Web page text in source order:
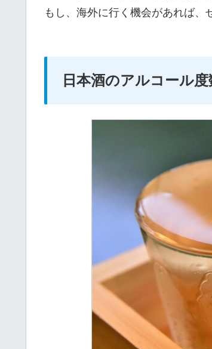
もし、海外に行く機会があれば、
日本酒のアルコール度